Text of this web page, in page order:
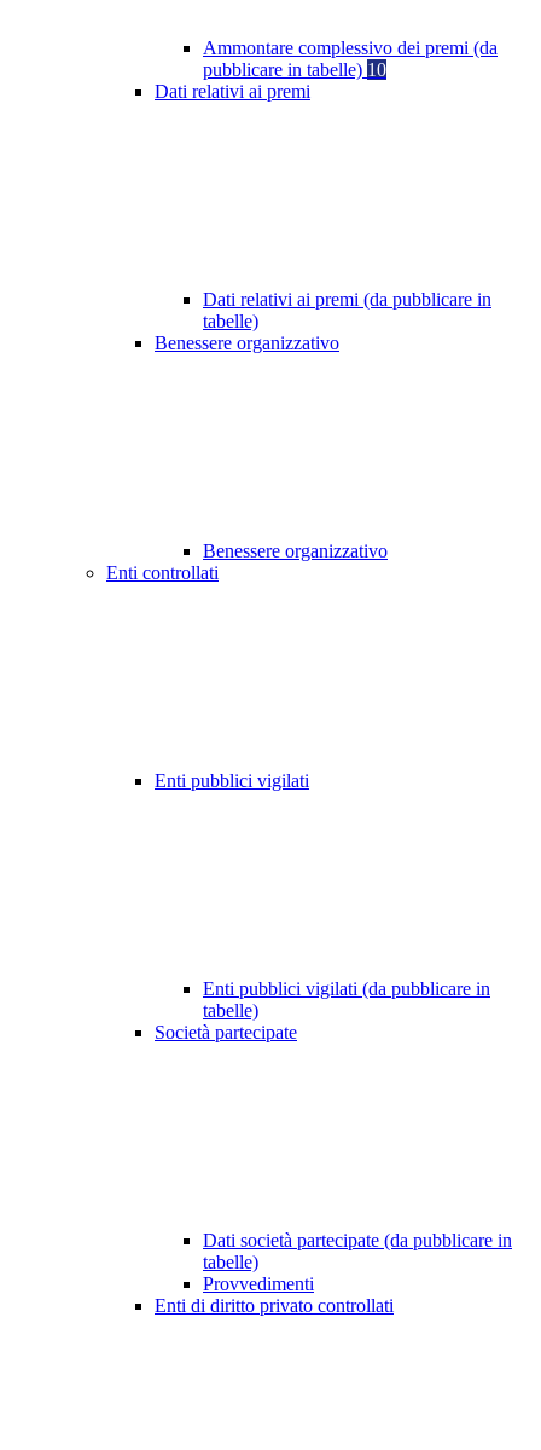
Ammontare complessivo dei premi (da
pubblicare in tabelle) 10
Dati relativi ai premi
Dati relativi ai premi (da pubblicare in
tabelle)
Benessere organizzativo
Benessere organizzativo
Enti controllati
Enti pubblici vigilati
Enti pubblici vigilati (da pubblicare in
tabelle)
Società partecipate
Dati società partecipate (da pubblicare in
tabelle)
Provvedimenti
Enti di diritto privato controllati